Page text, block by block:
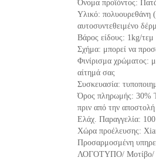
Όνομα προϊόντος:
Υλικό: πολυουρεθάνη
αυτοσυντεθειμένο
Βάρος είδους: 1kg/τεμ
Σχήμα: μπορεί να
Φινίρισμα χρώματος:
αίτημά σας
Συσκευασία:
Όρος πληρωμής: 30%
πριν από την αποστολή
Ελάχ. Παραγγελία:
Χώρα προέλευσης:
Προσαρμοσμένη
ΛΟΓΟΤΥΠΟ/ Μοτίβο/